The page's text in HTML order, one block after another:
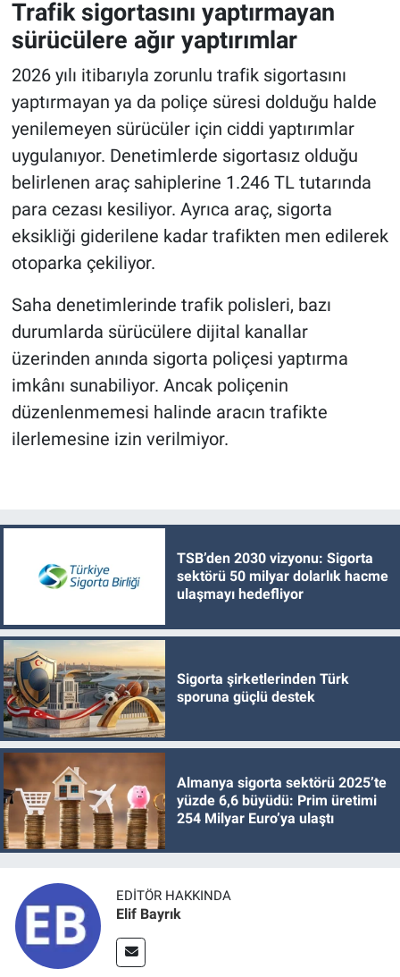
Trafik sigortasını yaptırmayan
sürücülere ağır yaptırımlar
2026 yılı itibarıyla zorunlu trafik sigortasını
yaptırmayan ya da poliçe süresi dolduğu halde
yenilemeyen sürücüler için ciddi yaptırımlar
uygulanıyor. Denetimlerde sigortasız olduğu
belirlenen araç sahiplerine 1.246 TL tutarında
para cezası kesiliyor. Ayrıca araç, sigorta
eksikliği giderilene kadar trafikten men edilerek
otoparka çekiliyor.
Saha denetimlerinde trafik polisleri, bazı
durumlarda sürücülere dijital kanallar
üzerinden anında sigorta poliçesi yaptırma
imkânı sunabiliyor. Ancak poliçenin
düzenlenmemesi halinde aracın trafikte
ilerlemesine izin verilmiyor.
TSB’den 2030 vizyonu: Sigorta
sektörü 50 milyar dolarlık hacme
ulaşmayı hedefliyor
Sigorta şirketlerinden Türk
sporuna güçlü destek
Almanya sigorta sektörü 2025’te
yüzde 6,6 büyüdü: Prim üretimi
254 Milyar Euro’ya ulaştı
EDITÖR HAKKINDA
Elif Bayrık